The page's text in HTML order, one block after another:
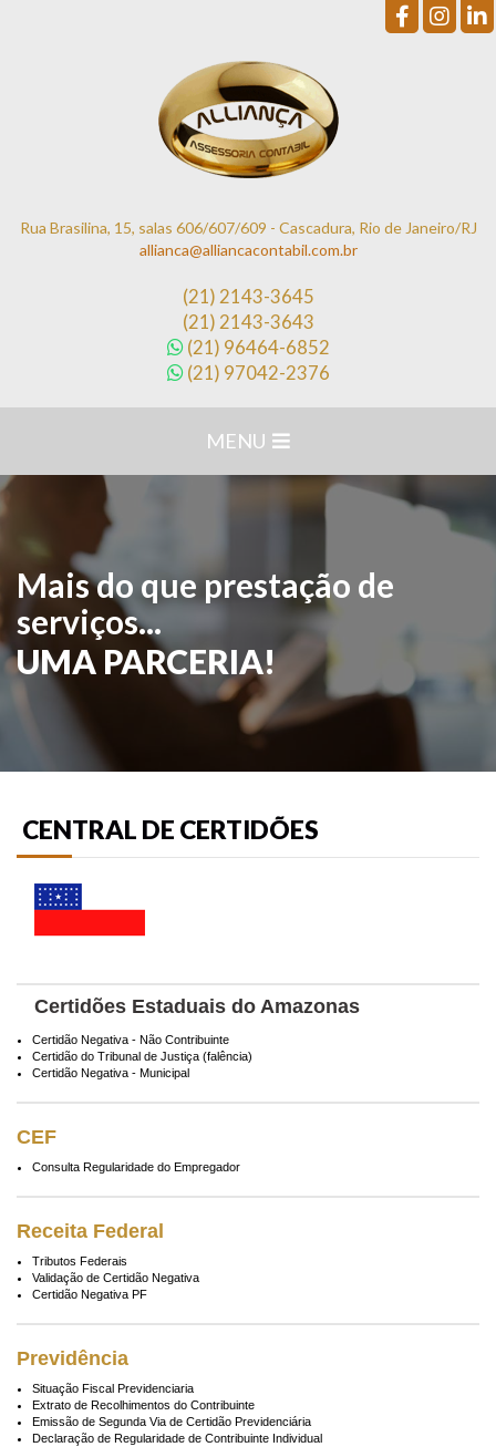
Rua Brasilina, 15, salas 606/607/609 - Cascadura, Rio de Janeiro/RJ
allianca@alliancacontabil.com.br
(21) 2143-3645
(21) 2143-3643
(21) 96464-6852
(21) 97042-2376
MENU
Mais do que prestação de
serviços...
UMA PARCERIA!
CENTRAL DE CERTIDÕES
Certidões Estaduais do Amazonas
Certidão Negativa - Não Contribuinte
Certidão do Tribunal de Justiça (falência)
Certidão Negativa - Municipal
CEF
Consulta Regularidade do Empregador
Receita Federal
Tributos Federais
Validação de Certidão Negativa
Certidão Negativa PF
Previdência
Situação Fiscal Previdenciaria
Extrato de Recolhimentos do Contribuinte
Emissão de Segunda Via de Certidão Previdenciária
Declaração de Regularidade de Contribuinte Individual